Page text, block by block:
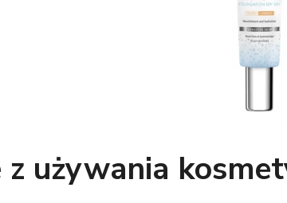
z używania